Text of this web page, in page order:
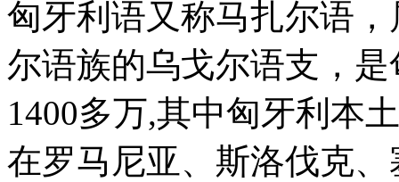
匈牙利语又称马扎尔语
尔语族的乌戈尔语支，
1400多万,其中匈牙利本
在罗马尼亚、斯洛伐克